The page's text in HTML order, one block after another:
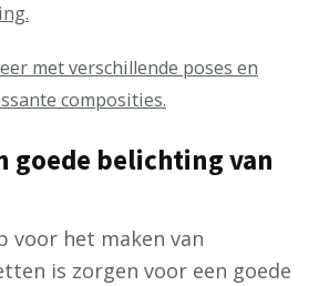
met verschillende poses en
composities.
goede belichting van
voor het maken van
is zorgen voor een goede